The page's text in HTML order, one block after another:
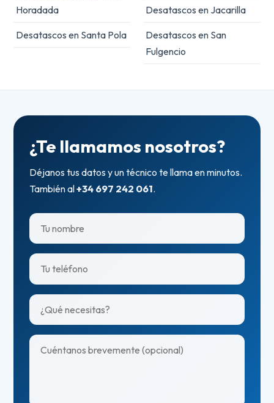
Horadada
Desatascos en Santa Pola
Desatascos en Jacarilla
Desatascos en San
Fulgencio
¿Te llamamos nosotros?
Déjanos tus datos y un técnico te llama en minutos.
También al+34 697 242 061.